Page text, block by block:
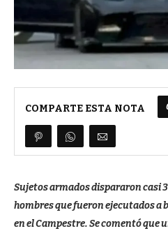
COMPARTE ESTA NOTA
Sujetos armados dispararon casi
hombres que fueron ejecutados a
en el Campestre. Se comentó que